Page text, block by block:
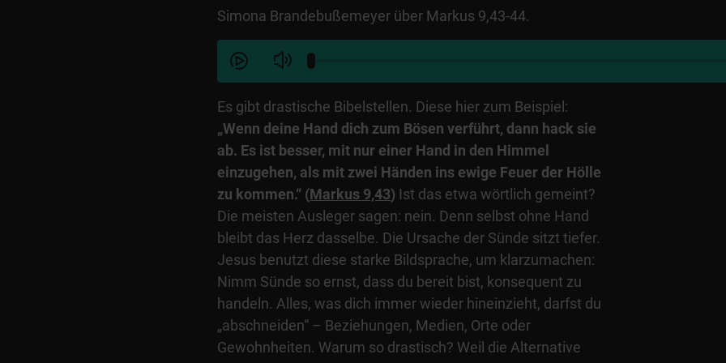
Simona Brandebußemeyer über Markus 9,43-44.
Es gibt drastische Bibelstellen. Diese hier zum Beispiel:
„Wenn deine Hand dich zum Bösen verführt, dann hack sie
ab. Es ist besser, mit nur einer Hand in den Himmel
einzugehen, als mit zwei Händen ins ewige Feuer der Hölle
zu kommen.“ (Markus 9,43) Ist das etwa wörtlich gemeint?
Die meisten Ausleger sagen: nein. Denn selbst ohne Hand
bleibt das Herz dasselbe. Die Ursache der Sünde sitzt tiefer.
Jesus benutzt diese starke Bildsprache, um klarzumachen:
Nimm Sünde so ernst, dass du bereit bist, konsequent zu
handeln. Alles, was dich immer wieder hineinzieht, darfst du
„abschneiden“ – Beziehungen, Medien, Orte oder
Gewohnheiten. Warum so drastisch? Weil die Alternative